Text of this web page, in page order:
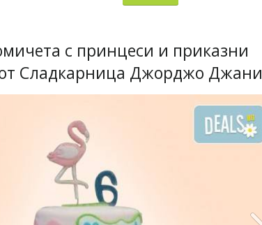
с принцеси и приказни
Сладкарница Джорджо Джани